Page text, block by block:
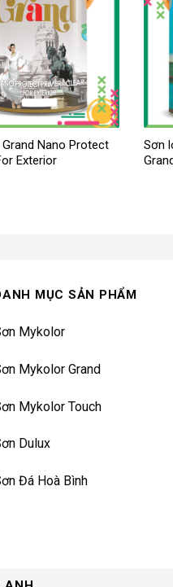
Nano Protect
Exterior
Sơn
MỤC SẢN PHẨM
Mykolor
Mykolor Grand
Mykolor Touch
Dulux
Đá Hoà Bình